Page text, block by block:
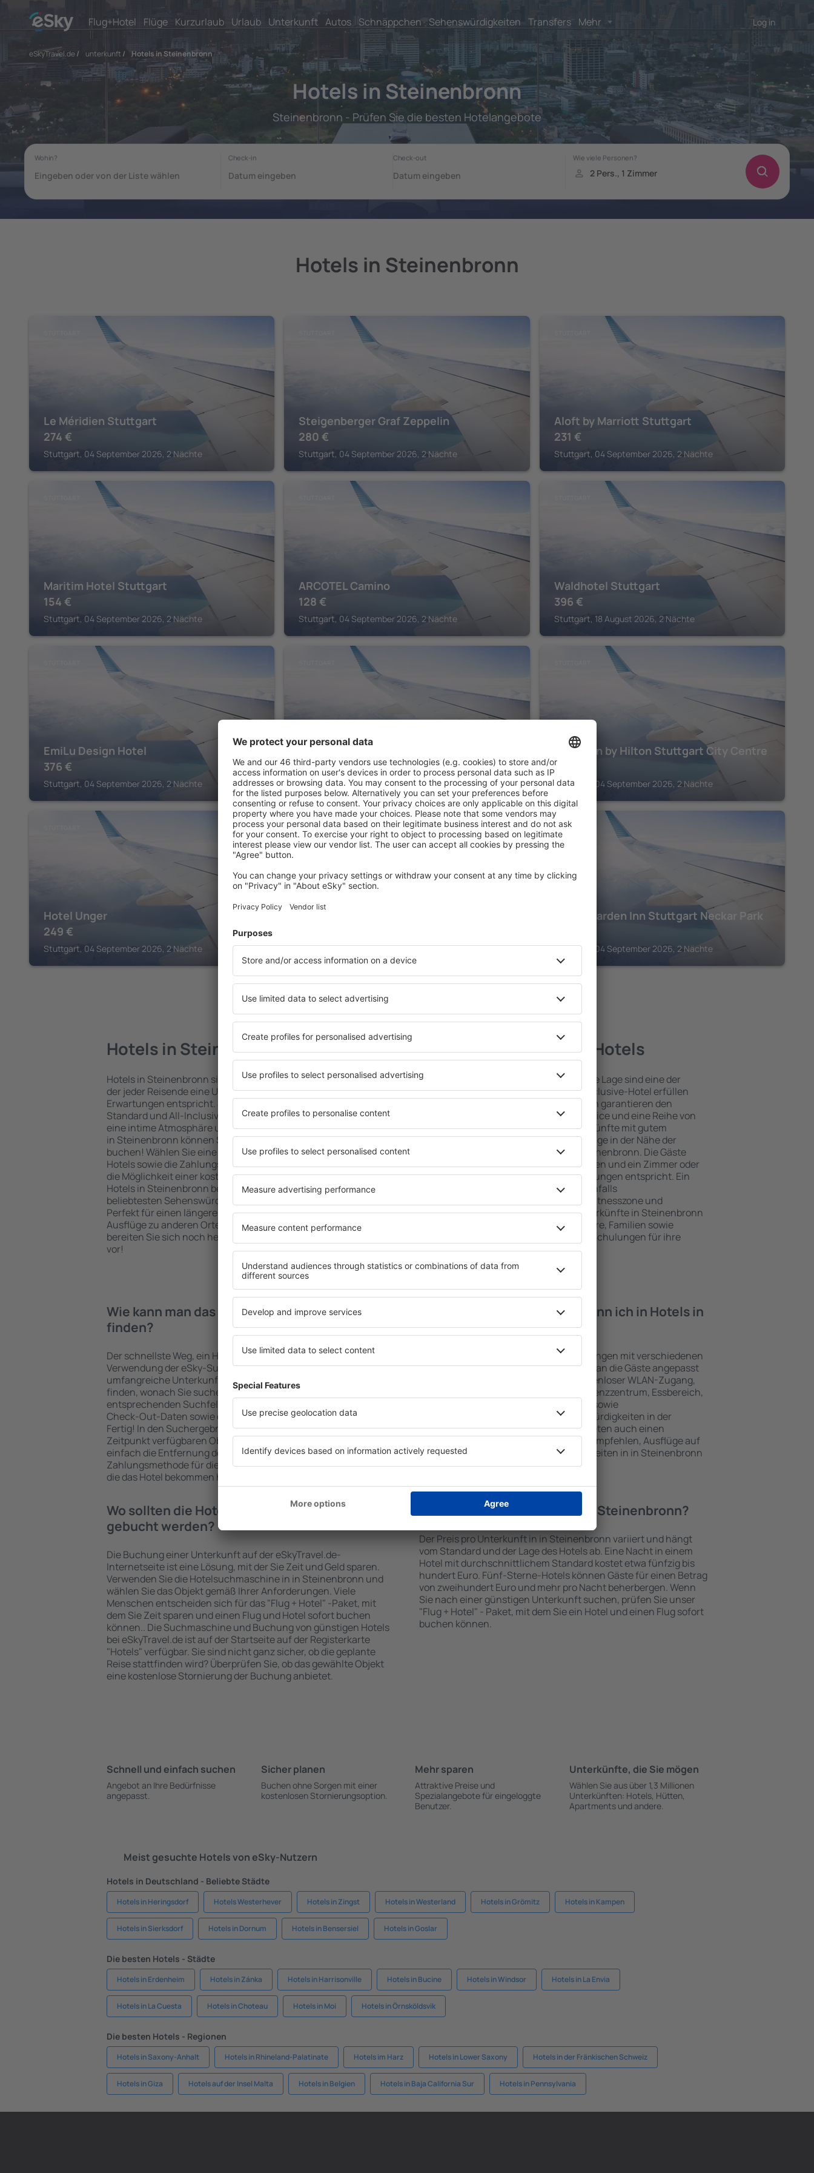
Flug+Hotel Flüge Kurzurlaub Urlaub Unterkunft Autos Schnäppchen Sehenswürdigkeiten Transfers Mehr Log in
eSkyTravel.de/ unterkunft / Hotels in Steinenbronn
Hotels in Steinenbronn
Steinenbronn - Prüfen Sie die besten Hotelangebote
Hotels in Steinenbronn
Le Méridien Stuttgart
274 €
Stuttgart, 04 September 2026, 2 Nächte
Steigenberger Graf Zeppelin
280 €
Stuttgart, 04 September 2026, 2 Nächte
Aloft by Marriott Stuttgart
231 €
Stuttgart, 04 September 2026, 2 Nächte
Maritim Hotel Stuttgart
154 €
Stuttgart, 04 September 2026, 2 Nächte
ARCOTEL Camino
128 €
Stuttgart, 04 September 2026, 2 Nächte
Waldhotel Stuttgart
396 €
Stuttgart, 18 August 2026, 2 Nächte
EmiLu Design Hotel
376 €
Stuttgart, 04 September 2026, 2 Nächte
Park Inn by Radisson Stuttgart
171€
Stuttgart, 04 September 2026, 2 Nächte
Hampton by Hilton Stuttgart City Centre
212
Stuttgart, 04 September 2026, 2 Nächte
Hotel Unger
249 €
Stuttgart, 04 September 2026, 2 Nächte
LEINFELDEN-ECHTERDINGEN
Wyndham Stuttgart Airport Messe
Nächte
STUTTGART
Hilton Garden Inn Stuttgart Neckar Park
Stuttgart, 04 September 2026, 2 Nächte
Mehr Hotels ansehen in Steinenbronn
Hotels in Steinenbronn
Hotels in Steinenbronn sind eine vielfältige Unterkunftsbasis, in
der jeder Reisende eine Unterkunft findet, die seinen
Erwartungen entspricht. Sie bevorzugen ein Hotel mit hohem
Standard und All-Inclusive-Angebot oder wählen Hotels aus, die
eine intime Atmosphäre und günstige Unterkünfte garantieren?
in Steinenbronn können Sie eine Unterkunft für jede Geldtasche
buchen! Wählen Sie eine günstige Lage und den Standard des
Hotels sowie die Zahlungsmethoden für die Unterkunft aus und
die Möglichkeit einer kostenlosen Stornierung der Buchung.
Hotels in Steinenbronn befinden sich sowohl in der Nähe der
beliebtesten Sehenswürdigkeiten als auch abseits der Masse.
Perfekt für einen längeren Aufenthalt und als Ausgangspunkt für
Ausflüge zu anderen Orten. Wählen Sie ein Hotel für sich aus und
bereiten Sie sich noch heute auf Ihre Reise oder Geschäftsreise
vor!
Steinenbronn – beste Hotels
Umfassender Service und eine attraktive Lage sind eine der
wichtigsten Bedingungen, die ein All-Inclusive-Hotel erfüllen
muss. Die besten Hotels in Steinenbronn garantieren den
Hotelgästen einen hervorragenden Service und eine Reihe von
Annehmlichkeiten. Hochwertige Unterkünfte mit gutem
Standard bieten eine ausgezeichnete Lage in der Nähe der
wichtigsten Sehenswürdigkeiten in Steinenbronn. Die Gäste
können die kostenlosen Parkplätze nutzen und ein Zimmer oder
Apartment auswählen, das ihren Erwartungen entspricht. Ein
Hotel mit hohem Standard umfasst ebenfalls
abwechslungsreiches Menü, SPA oder Fitnesszone und
Attraktionen für Kinder. Die besten Unterkünfte in Steinenbronn
sind eine hervorragende Lösung für Paare, Familien sowie
Personen, die geschäftlich reisen oder Schulungen für ihre
Mitarbeiter organisieren möchten.
Wie kann man das Hotel in in Steinenbronn
finden?
Der schnellste Weg, ein Hotel in Steinenbronn zu finden, ist die
Verwendung der eSky-Suchmaschine für Unterkünfte. Eine
umfangreiche Unterkunftsbasis garantiert, dass Sie gerade das
finden, wonach Sie suchen. Geben Sie den Reiseort in die
entsprechenden Suchfelder ein, wählen Sie die Check-In- und
Check-Out-Daten sowie die Anzahl der Gäste und Zimmer aus.
Fertig! In den Suchergebnissen werden die zum angegebenen
Zeitpunkt verfügbaren Objekte angezeigt. Sie können ganz
einfach die Entfernung des Hotels vom Zentrum, die
Zahlungsmethode für die Unterkunft oder die Anzahl der Sterne,
die das Hotel bekommen hat, überprüfen.
Welche Annehmlichkeiten kann ich in Hotels in
in Steinenbronn finden?
Hotels in in Steinenbronn sind Einrichtungen mit verschiedenen
Standards sowie Annehmlichkeiten, die an die Gäste angepasst
sind . Zu den beliebtesten gehören kostenloser WLAN-Zugang,
SPA-Zone, Bar / Safe im Zimmer, Konferenzzentrum, Essbereich,
Kinderspielecke, kostenlose Parkplätze sowie
Informationsbroschüren über Sehenswürdigkeiten in der
Umgebung. Einige der Einrichtungen bieten auch einen
Transport vom/zum Flughafen an oder empfehlen, Ausflüge auf
den Spuren der größten Sehenswürdigkeiten in in Steinenbronn
zu unternehmen.
Wo sollten die Hotels in in Steinenbronn
gebucht werden?
Die Buchung einer Unterkunft auf der eSkyTravel.de-
Internetseite ist eine Lösung, mit der Sie Zeit und Geld sparen.
Verwenden Sie die Hotelsuchmaschine in in Steinenbronn und
wählen Sie das Objekt gemäß Ihrer Anforderungen. Viele
Menschen entscheiden sich für das "Flug + Hotel" -Paket, mit
dem Sie Zeit sparen und einen Flug und Hotel sofort buchen
können.. Die Suchmaschine und Buchung von günstigen Hotels
bei eSkyTravel.de ist auf der Startseite auf der Registerkarte
"Hotels" verfügbar. Sie sind nicht ganz sicher, ob die geplante
Reise stattfinden wird? Überprüfen Sie, ob das gewählte Objekt
eine kostenlose Stornierung der Buchung anbietet.
Wie viel kostet ein Hotel in in Steinenbronn?
Der Preis pro Unterkunft in in Steinenbronn variiert und hängt
vom Standard und der Lage des Hotels ab. Eine Nacht in einem
Hotel mit durchschnittlichem Standard kostet etwa fünfzig bis
hundert Euro. Fünf-Sterne-Hotels können Gäste für einen Betrag
von zweihundert Euro und mehr pro Nacht beherbergen. Wenn
Sie nach einer günstigen Unterkunft suchen, prüfen Sie unser
"Flug + Hotel" - Paket, mit dem Sie ein Hotel und einen Flug sofort
buchen können.
Schnell und einfach suchen
Angebot an Ihre Bedürfnisse
angepasst.
Sicher planen
Buchen ohne Sorgen mit einer
kostenlosen Stornierungsoption.
Mehr sparen
Attraktive Preise und
Spezialangebote für eingeloggte
Benutzer.
Unterkünfte, die Sie mögen
Wählen Sie aus über 1,3 Millionen
Unterkünften: Hotels, Hütten,
Apartments und andere.
Meist gesuchte Hotels von eSky-Nutzern
Hotels in Deutschland - Beliebte Städte
Hotels in Heringsdorf Hotels Westerhever Hotels in Zingst Hotels in Westerland Hotels in Grömitz Hotels in Kampen
Hotels in Sierksdorf Hotels in Dornum Hotels in Bensersiel Hotels in Goslar
Die besten Hotels - Städte
Hotels in Erdenheim Hotels in Zánka Hotels in Harrisonville Hotels in Bucine Hotels in Windsor Hotels in La Envia
Hotels in La Cuesta Hotels in Choteau Hotels in Moi Hotels in Örnsköldsvik
Die besten Hotels - Regionen
Hotels in Saxony-Anhalt Hotels in Rhineland-Palatinate Hotels im Harz Hotels in Lower Saxony Hotels in der Fränkischen Schweiz
Hotels in Giza Hotels auf der Insel Malta Hotels in Belgien Hotels in Baja California Sur Hotels in Pennsylvania